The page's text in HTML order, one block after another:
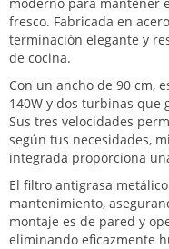
fresco. Fabricada en
terminación elegante y
de cocina.
Con un ancho de 90 cm,
140W y dos turbinas que
Sus tres velocidades
según tus necesidades,
integrada proporciona
El filtro antigrasa
mantenimiento,
montaje es de pared y
eliminando eficazmente